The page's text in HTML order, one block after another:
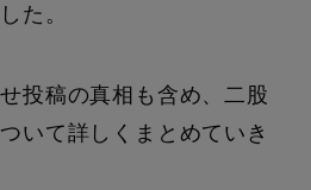
た。
投稿の真相も含め、二股
いて詳しくまとめていき